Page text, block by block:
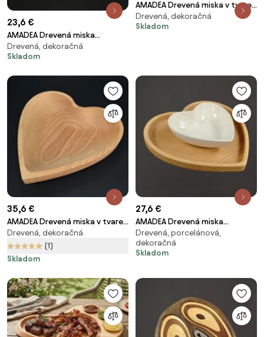
23,6 €
AMADEA Drevená miska
mozaika v tvare listu, masívne
drevo, 3 druhy drevín, rozmer
Drevená, dekoračná
Skladom
AMADEA Drevená miska v tvare
orecha so luskáčikom, masívne
drevo americký orech,
Drevená, dekoračná
Skladom
35,6 €
AMADEA Drevená miska v tvare
srdca, masívne drevo, rozmer
25x25x4, 5 cm
Drevená, dekoračná
(1)
Skladom
27,6 €
AMADEA Drevená miska
srdiečko s mištičkou, masívne
drevo, 20 cm
Drevená, porcelánová,
dekoračná
Skladom